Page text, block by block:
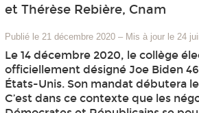
et Thérèse Rebière, Cnam
Publié le 21 décembre 2020 – Mis à jour le 24
Le 14 décembre 2020, le collège
officiellement désigné Joe Biden
États-Unis. Son mandat débutera le
C’est dans ce contexte que les